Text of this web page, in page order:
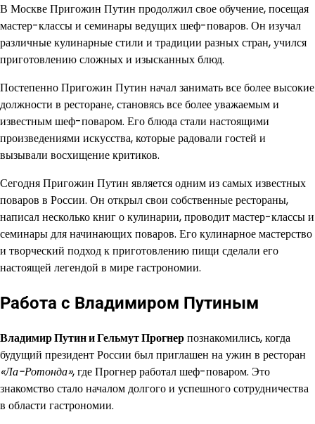
В Москве Пригожин Путин продолжил свое обучение, посещая
мастер-классы и семинары ведущих шеф-поваров. Он изучал
различные кулинарные стили и традиции разных стран, учился
приготовлению сложных и изысканных блюд.
Постепенно Пригожин Путин начал занимать все более высокие
должности в ресторане, становясь все более уважаемым и
известным шеф-поваром. Его блюда стали настоящими
произведениями искусства, которые радовали гостей и
вызывали восхищение критиков.
Сегодня Пригожин Путин является одним из самых известных
поваров в России. Он открыл свои собственные рестораны,
написал несколько книг о кулинарии, проводит мастер-классы и
семинары для начинающих поваров. Его кулинарное мастерство
и творческий подход к приготовлению пищи сделали его
настоящей легендой в мире гастрономии.
Работа с Владимиром Путиным
Владимир Путин и Гельмут Прогнерпознакомились, когда
будущий президент России был приглашен на ужин в ресторан
«Ла-Ротонда», где Прогнер работал шеф-поваром. Это
знакомство стало началом долгого и успешного сотрудничества
в области гастрономии.